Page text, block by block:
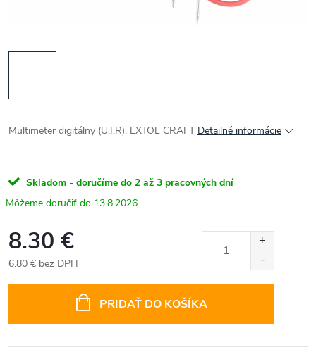
Multimeter digitálny (U,I,R), EXTOL CRAFT Detailné informácie
Skladom - doručíme do 2 až 3 pracovných dní
13.8.2026
8.30 €
6.80 € bez DPH
PRIDAŤ DO KOŠÍKA